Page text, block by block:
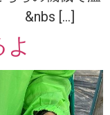
&nbs […]